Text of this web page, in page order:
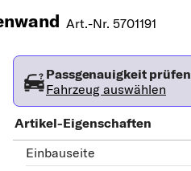
Art.-Nr. 5701191
Passgenauigkeit prüfen
Fahrzeug auswählen
Artikel-Eigenschaften
Einbauseite